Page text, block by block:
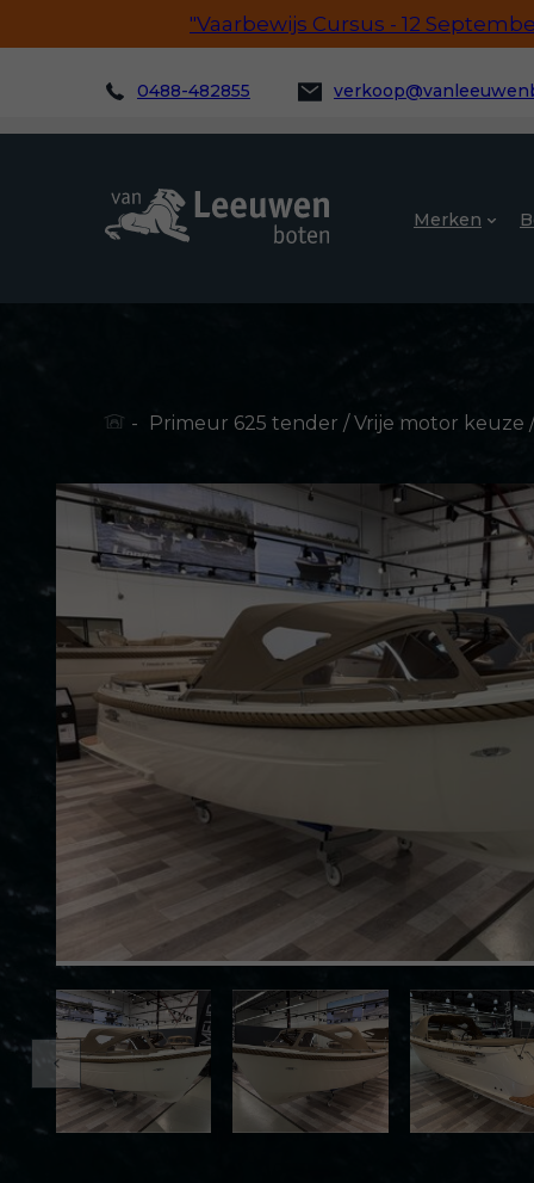
"Vaarbewijs Cursus - 12
0488-482855
Merken
- Primeur 625 tender / Vrije motor keuze